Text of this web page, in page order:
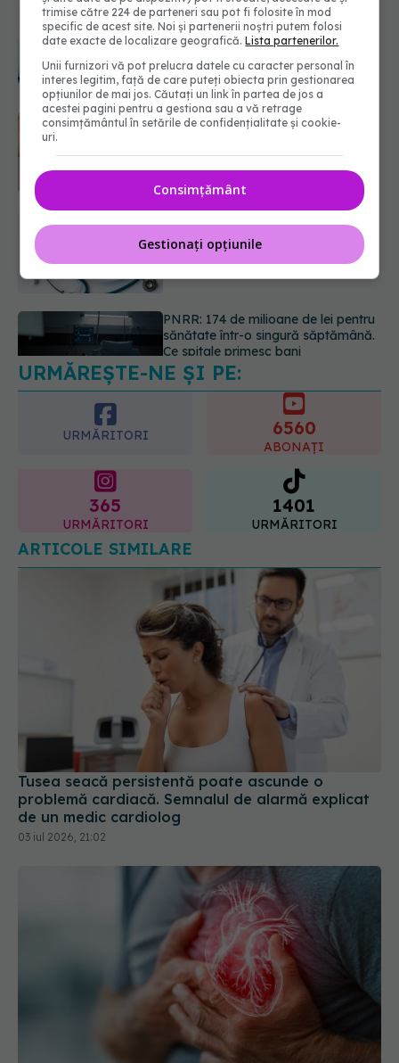
Testul din deget care ar putea
indica riscul pentru 8 boli majore
Dieta care poate crește brusc
07.08.2026, 17:22
sănătate într-o singură săptămână.
Ce spitale primesc bani
Ce spune culoarea ta preferată
despre vârsta pe care o ai. Care
este "codul cromatic" al generațiilor
07.08.2026, 21:29
URMĂREȘTE-NE ȘI PE:
URMĂRITORI
365 1401
ARTICOLE SIMILARE
Tusea seacă persistentă poate ascunde o
problemă cardiacă. Semnalul de alarmă explicat
de un medic cardiolog
03 iul 2026, 21:02
miocardic. Dr. Monica Trofin Bănescu (SANADOR):
Monitorizare continuă
trimise către 224 de parteneri sau pot fi folosite în mod
specific de acest site. Noi și partenerii noștri putem folosi
date exacte de localizare geografică.Lista partenerilor.
Unii furnizori vă pot prelucra datele cu caracter personal în
interes legitim, față de care puteți obiecta prin gestionarea
opțiunilor de mai jos. Căutați un link în partea de jos a
acestei pagini pentru a gestiona sau a vă retrage
consimțământul în setările de confidențialitate și cookie-
uri.
Consimțământ
Gestionați opțiunile